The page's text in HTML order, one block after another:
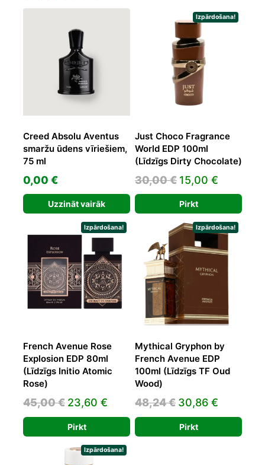
Creed Absolu Aventus
smaržu ūdens vīriešiem,
75 ml
0,00 €
Uzzināt vairāk
Izpārdošana!
Just Choco Fragrance
World EDP 100ml
(Līdzīgs Dirty Chocolate)
30,00€ Original
price
was:
30,00 €.
15,00 €
price
is:
15,00 €.
Pirkt
Izpārdošana!
French Avenue Rose
Explosion EDP 80ml
(Līdzīgs Initio Atomic
Rose)
45,00€ Original
price
was:
45,00 €.
23,60 € Current
price
is:
23,60 €.
Pirkt
Izpārdošana!
Mythical Gryphon by
French Avenue EDP
100ml (Līdzīgs TF Oud
Wood)
48,24€ Original
price
was:
30,86 €
price
is:
Pirkt
Izpārdošana!